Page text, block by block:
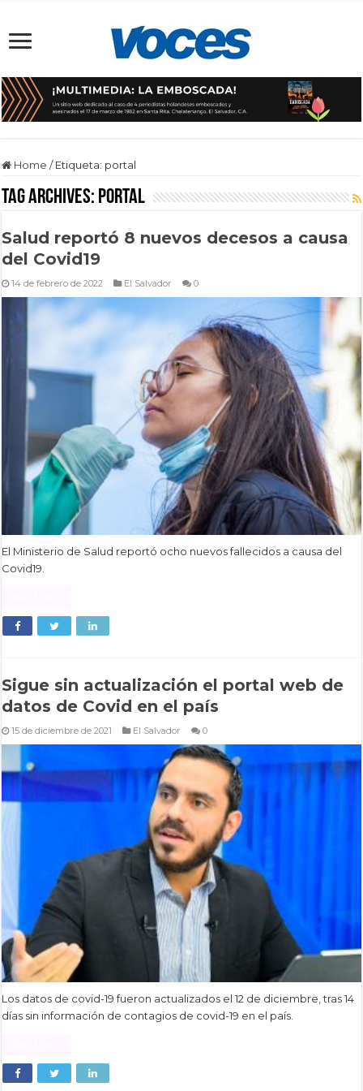
Home / Etiqueta: portal
Tag Archives: portal
Salud reportó 8 nuevos decesos a causa
del Covid19
14 de febrero de 2022 El Salvador 0
El Ministerio de Salud reportó ocho nuevos fallecidos a causa del
Covid19.
Sigue sin actualización el portal web de
datos de Covid en el país
15 de diciembre de 2021 El Salvador 0
Los datos de covid-19 fueron actualizados el 12 de diciembre, tras 14
días sin información de contagios de covid-19 en el país.